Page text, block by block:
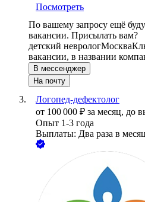
Посмотреть
По вашему запросу ещё
вакансии. Присылать вам?
детский неврологМосква
вакансии, в названии
В мессенджер
На почту
Логопед-дефектолог
от 100 000 ₽ за месяц, до
Опыт 1-3 года
Выплаты: Два раза в месяц